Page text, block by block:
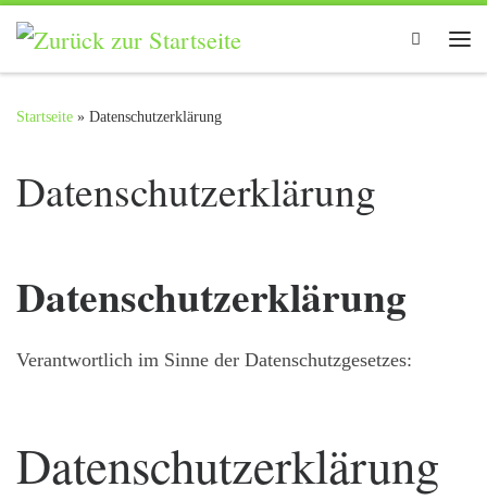
Zum Inhalt springen
Search
Startseite » Datenschutzerklärung
Datenschutzerklärung
Datenschutzerklärung
Verantwortlich im Sinne der Datenschutzgesetzes:
Datenschutzerklärung